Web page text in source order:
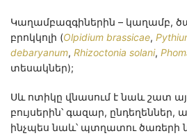
Կաղամբազգիներին – կաղամբ,
բրոկկոլի (Olpidium brassicae,
debaryanum, Rhizoctonia solani,
տեսակներ);
Սև ոտիկը վնասում է նաև շատ
բույսերին՝ գազար, ընդեղեններ,
ինչպես նաև՝ պտղատու ծառերի